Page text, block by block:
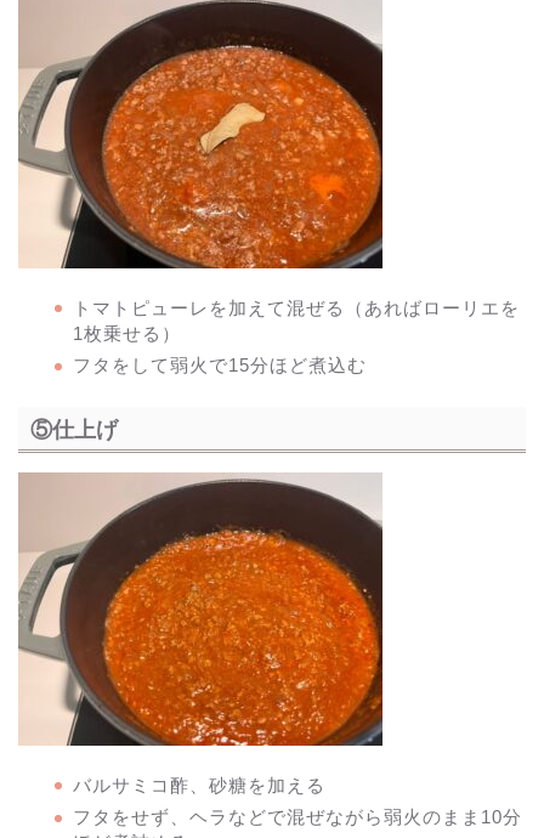
トマトピューレを加えて混ぜる（あればローリエを
1枚乗せる）
フタをして弱火で15分ほど煮込む
⑤仕上げ
バルサミコ酢、砂糖を加える
フタをせず、ヘラなどで混ぜながら弱火のまま10分